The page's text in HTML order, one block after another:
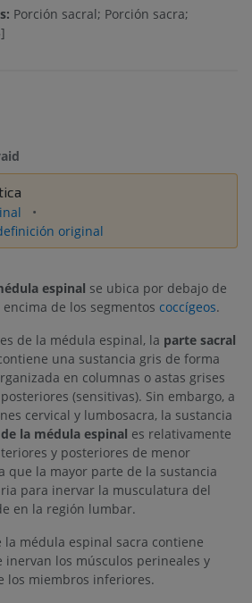
Porción sacral; Porción sacra;
original
espinal se ubica por debajo de
de los segmentos coccígeos.
de la médula espinal, la parte sacral
una sustancia gris de forma
en columnas o astas grises
(sensitivas). Sin embargo, a
cervical y lumbosacra, la sustancia
la médula espinal es relativamente
y posteriores de menor
que la mayor parte de la sustancia
para inervar la musculatura del
en la región lumbar.
la médula espinal sacra contiene
inervan los músculos perineales y
los miembros inferiores.